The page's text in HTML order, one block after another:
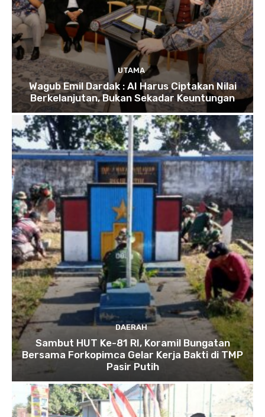
UTAMA
Wagub Emil Dardak : AI Harus Ciptakan Nilai
Berkelanjutan, Bukan Sekadar Keuntungan
DAERAH
Sambut HUT Ke-81 RI, Koramil Bungatan
Bersama Forkopimca Gelar Kerja Bakti di TMP
Pasir Putih